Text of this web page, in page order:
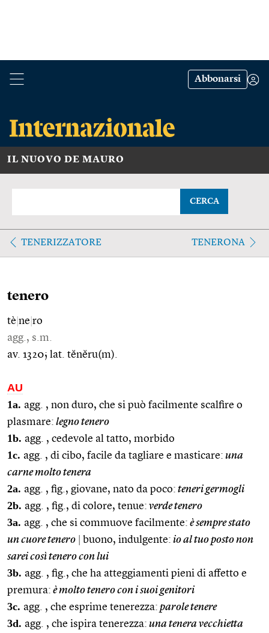
Abbonarsi
IL NUOVO DE MAURO
CERCA
TENERIZZATORE TENERONA
tenero
tè ne ro
agg., s.m.
av. 1320; lat. tĕnĕru(m).
AU
1a. agg. , non duro, che si può facilmente scalfire o
plasmare: legno tenero
1b. agg. , cedevole al tatto, morbido
1c. agg. , di cibo, facile da tagliare e masticare: una
carne molto tenera
2a. agg. , fig., giovane, nato da poco: teneri germogli
2b. agg. , fig., di colore, tenue: verde tenero
3a. agg. , che si commuove facilmente: è sempre stato
un cuore tenero
buono, indulgente: io al tuo posto non
sarei così tenero con lui
3b. agg. , fig., che ha atteggiamenti pieni di affetto e
premura: è molto tenero con i suoi genitori
3c. agg. , che esprime tenerezza: parole tenere
3d. agg. , che ispira tenerezza: una tenera vecchietta